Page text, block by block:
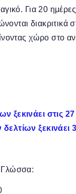
Για 20
διακριτικά
χώρο στο
ξεκινάει στις
ξεκινάει
Γλώσσα: